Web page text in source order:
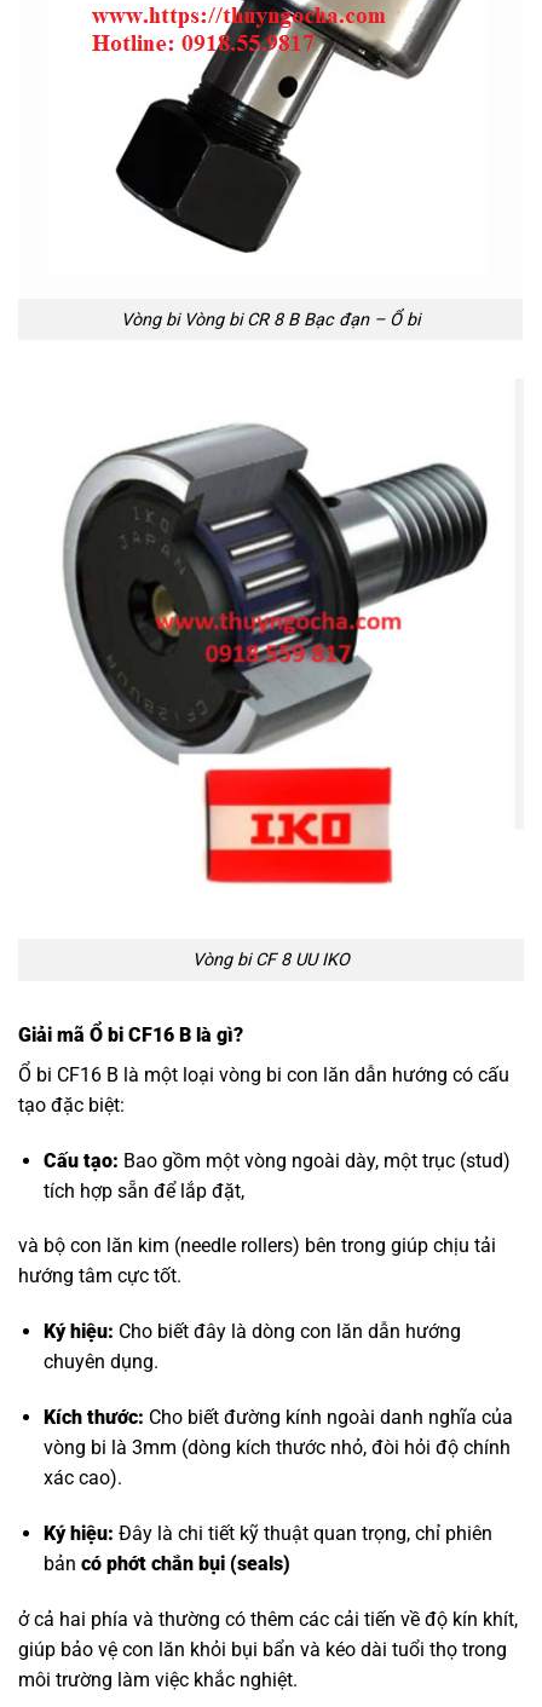
Vòng bi Vòng bi CR 8 B Bạc đạn – Ổ bi
Vòng bi CF 8 UU IKO
Giải mã Ổ bi CF16 B là gì?
Ổ bi CF16 B là một loại vòng bi con lăn dẫn hướng có cấu
tạo đặc biệt:
Cấu tạo: Bao gồm một vòng ngoài dày, một trục (stud)
tích hợp sẵn để lắp đặt,
và bộ con lăn kim (needle rollers) bên trong giúp chịu tải
hướng tâm cực tốt.
Ký hiệu: Cho biết đây là dòng con lăn dẫn hướng
chuyên dụng.
Kích thước: Cho biết đường kính ngoài danh nghĩa của
vòng bi là 3mm (dòng kích thước nhỏ, đòi hỏi độ chính
xác cao).
Ký hiệu: Đây là chi tiết kỹ thuật quan trọng, chỉ phiên
bản có phớt chắn bụi (seals)
ở cả hai phía và thường có thêm các cải tiến về độ kín khít,
giúp bảo vệ con lăn khỏi bụi bẩn và kéo dài tuổi thọ trong
môi trường làm việc khắc nghiệt.